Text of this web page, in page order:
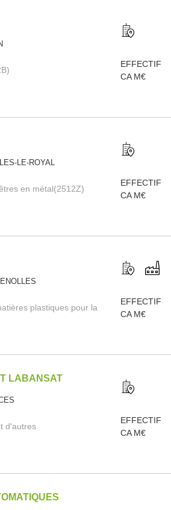
EFFECTIF
CA M€
LE-ROYAL
en métal(2512Z)
EFFECTIF
CA M€
plastiques pour la
EFFECTIF
CA M€
LABANSAT
d'autres
EFFECTIF
CA M€